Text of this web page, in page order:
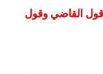
قول القاضي وقول